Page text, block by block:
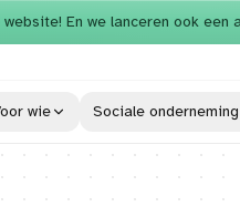
En we lanceren ook een
wie Sociale onderneming